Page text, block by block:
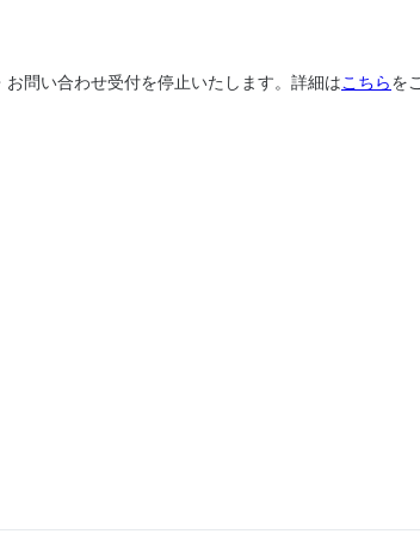
問い合わせ受付を停止いたします。詳細はこちらを